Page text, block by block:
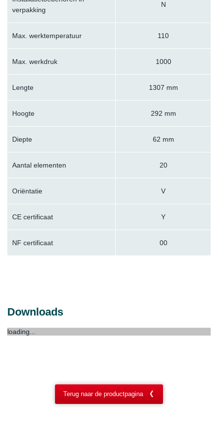
verpakking
N
Max. werktemperatuur 110
Max. werkdruk 1000
Lengte 1307 mm
Hoogte 292 mm
Diepte 62 mm
Aantal elementen 20
Oriëntatie V
CE certificaat Y
NF certificaat 00
Downloads
loading...
Terug naar de productpagina